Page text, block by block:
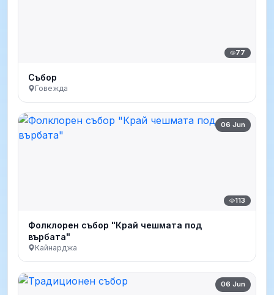
77
Събор
Говежда
06 Jun
113
Фолклорен събор "Край чешмата под
върбата"
Кайнарджа
06 Jun